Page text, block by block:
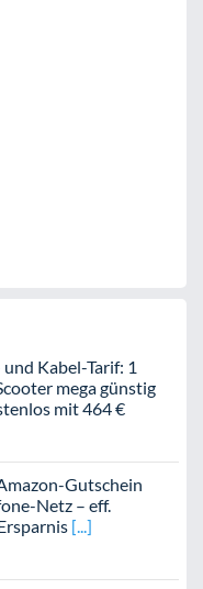
Kabel-Tarif: 1
mega günstig
mit 464 €
Gutschein
Netz – eff.